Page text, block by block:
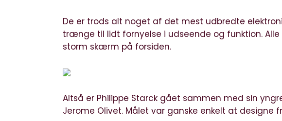
De er trods alt noget af det mest udbredte
trænge til lidt fornyelse i udseende og funktion.
storm skærm på forsiden.
Altså er Philippe Starck gået sammen med sin
Jerome Olivet. Målet var ganske enkelt at designe